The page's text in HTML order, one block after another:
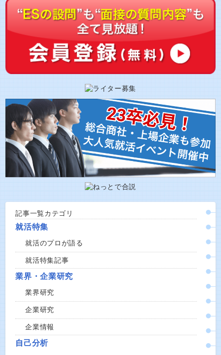
記事一覧カテゴリ
就活特集
就活のプロが語る
就活特集記事
業界・企業研究
業界研究
企業研究
企業情報
自己分析